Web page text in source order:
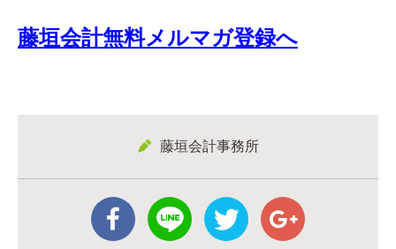
藤垣会計無料メルマガ登録へ
藤垣会計事務所